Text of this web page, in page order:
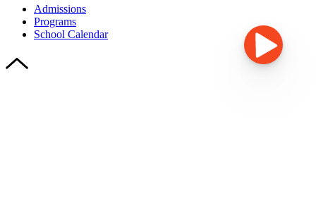
Admissions
Programs
School Calendar